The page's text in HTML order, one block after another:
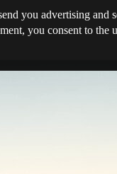
you advertising and
you consent to the